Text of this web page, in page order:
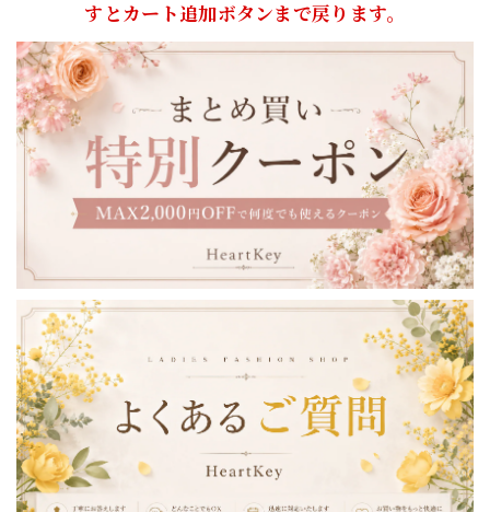
すとカート追加ボタンまで戻ります。